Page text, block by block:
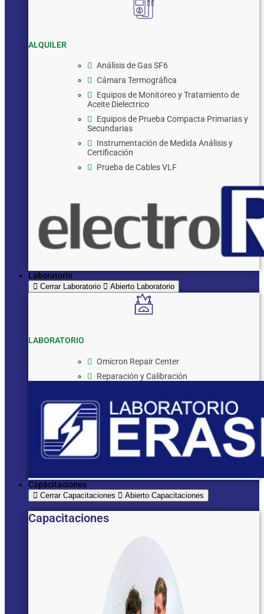
ALQUILER
Análisis de Gas SF6
Cámara Termográfica
Equipos de Monitoreo y Tratamiento de
Aceite Dielectrico
Equipos de Prueba Compacta Primarias y
Secundarias
Instrumentación de Medida Análisis y
Certificación
Prueba de Cables VLF
Laboratorio
Cerrar Laboratorio Abierto Laboratorio
LABORATORIO
Omicron Repair Center
Reparación y Calibración
Capacitaciones
Cerrar Capacitaciones Abierto Capacitaciones
Capacitaciones